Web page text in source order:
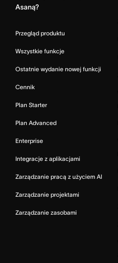
Asaną?
Przegląd produktu
Wszystkie funkcje
Ostatnie wydanie nowej funkcji
Cennik
Plan Starter
Plan Advanced
Enterprise
Integracje z aplikacjami
Zarządzanie pracą z użyciem AI
Zarządzanie projektami
Zarządzanie zasobami